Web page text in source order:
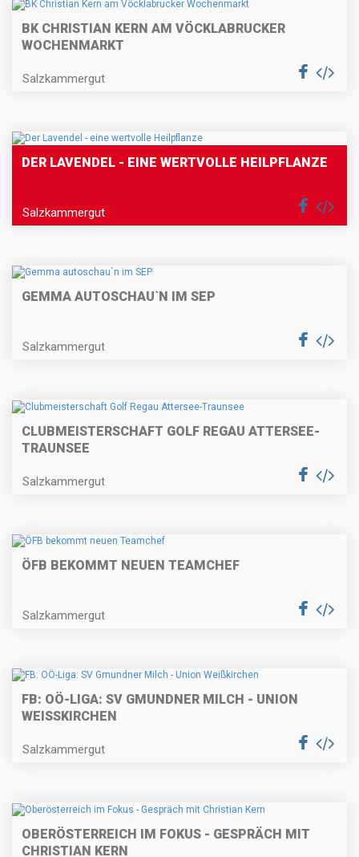
BK CHRISTIAN KERN AM VÖCKLABRUCKER
WOCHENMARKT
Salzkammergut
DER LAVENDEL - EINE WERTVOLLE HEILPFLANZE
Salzkammergut
GEMMA AUTOSCHAU`N IM SEP
Salzkammergut
CLUBMEISTERSCHAFT GOLF REGAU ATTERSEE-
TRAUNSEE
Salzkammergut
ÖFB BEKOMMT NEUEN TEAMCHEF
Salzkammergut
FB: OÖ-LIGA: SV GMUNDNER MILCH - UNION
WEISSKIRCHEN
Salzkammergut
OBERÖSTERREICH IM FOKUS - GESPRÄCH MIT
CHRISTIAN KERN